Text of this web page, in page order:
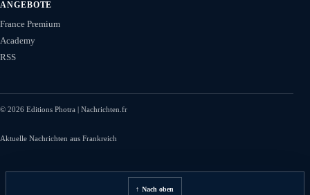
ANGEBOTE
France Premium
Academy
RSS
© 2026 Editions Photra | Nachrichten.fr
Aktuelle Nachrichten aus Frankreich
↑ Nach oben